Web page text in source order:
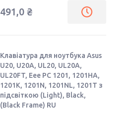
491,0 ₴
Клавіатура для ноутбука Asus
U20, U20A, UL20, UL20A,
UL20FT, Eee PC 1201, 1201HA,
1201K, 1201N, 1201NL, 1201T з
підсвіткою (Light), Black,
(Black Frame) RU